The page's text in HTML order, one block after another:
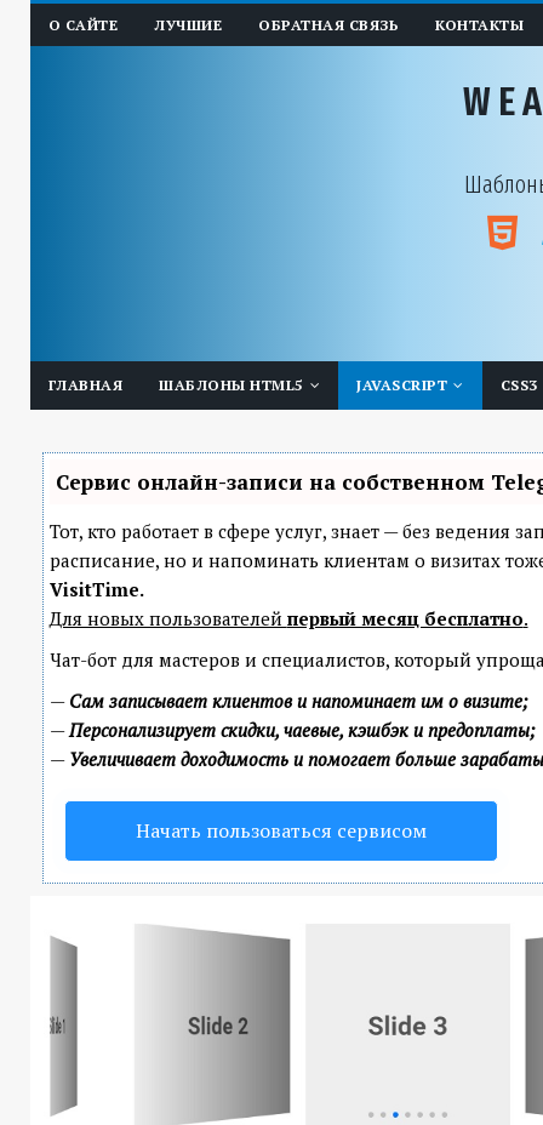
О САЙТЕ ЛУЧШИЕ ОБРАТНАЯ СВЯЗЬ КОНТАКТЫ
ГЛАВНАЯ ШАБЛОНЫ HTML5 JAVASCRIPT CSS3
Сервис онлайн-записи на собственном
Тот, кто работает в сфере услуг, знает — без ведения
расписание, но и напоминать клиентам о визитах
VisitTime.
Для новых пользователей первый месяц бесплатно.
Чат-бот для мастеров и специалистов, который
— Сам записывает клиентов и напоминает им о визите;
—Персонализирует скидки, чаевые, кэшбэк и предоплаты;
— Увеличивает доходимость и помогает больше
Начать пользоваться сервисом